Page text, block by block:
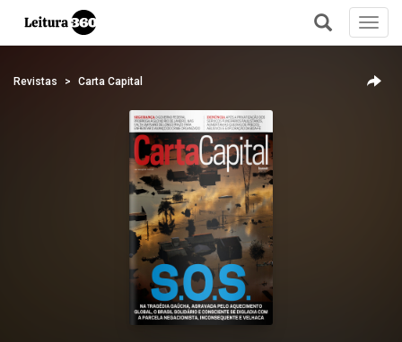
+
Revistas Carta Capital